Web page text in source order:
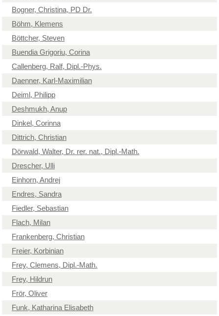
Bogner, Christina, PD Dr.
Böhm, Klemens
Böttcher, Steven
Buendia Grigoriu, Corina
Callenberg, Ralf, Dipl.-Phys.
Daenner, Karl-Maximilian
Deiml, Philipp
Deshmukh, Anup
Dinkel, Corinna
Dittrich, Christian
Dörwald, Walter, Dr. rer. nat., Dipl.-Math.
Drescher, Ulli
Einhorn, Andrej
Endres, Sandra
Fiedler, Sebastian
Flach, Milan
Frankenberg, Christian
Freier, Korbinian
Frey, Clemens, Dipl.-Math.
Frey, Hildrun
Frör, Oliver
Funk, Katharina Elisabeth